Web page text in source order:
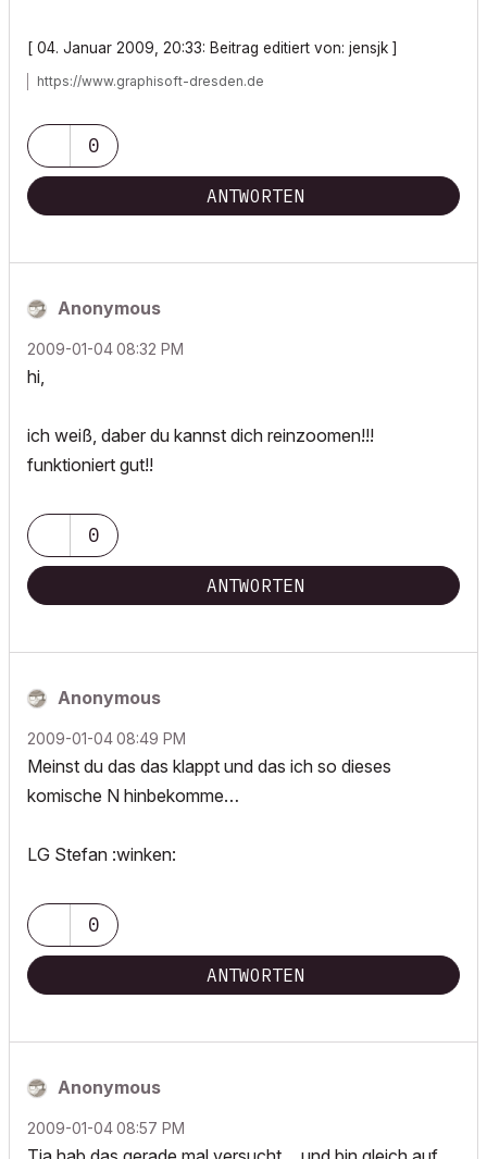
[ 04. Januar 2009, 20:33: Beitrag editiert von: jensjk ]
https://www.graphisoft-dresden.de
0
ANTWORTEN
Anonymous
‎2009-01-0408:32 PM
hi,
ich weiß, daber du kannst dich reinzoomen!!!
funktioniert gut!!
0
ANTWORTEN
Anonymous
‎2009-01-0408:49 PM
Meinst du das das klappt und das ich so dieses
komische N hinbekomme…
LG Stefan :winken:
0
ANTWORTEN
Anonymous
‎2009-01-0408:57 PM